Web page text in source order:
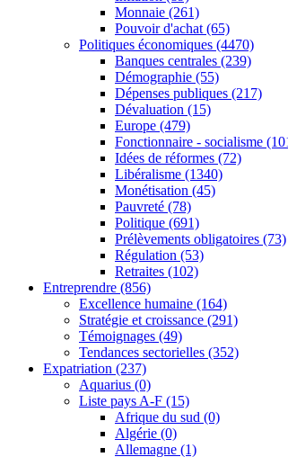
Monnaie (261)
Pouvoir d'achat (65)
Politiques économiques (4470)
Banques centrales (239)
Démographie (55)
Dépenses publiques (217)
Dévaluation (15)
Europe (479)
Fonctionnaire - socialisme
Idées de réformes (72)
Libéralisme (1340)
Monétisation (45)
Pauvreté (78)
Politique (691)
Prélèvements obligatoires (73)
Régulation (53)
Retraites (102)
Entreprendre (856)
Excellence humaine (164)
Stratégie et croissance (291)
Témoignages (49)
Tendances sectorielles (352)
Expatriation (237)
Aquarius (0)
Liste pays A-F (15)
Afrique du sud (0)
Algérie (0)
Allemagne (1)